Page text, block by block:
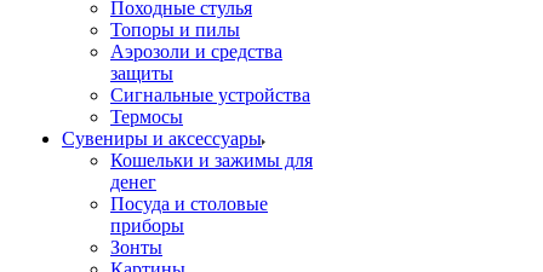
Походные стулья
Топоры и пилы
Аэрозоли и средства
защиты
Сигнальные устройства
Термосы
Сувениры и аксессуары
Кошельки и зажимы для
денег
Посуда и столовые
приборы
Зонты